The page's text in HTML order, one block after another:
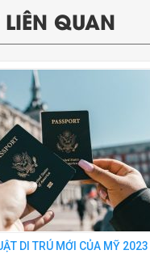
QUAN
DI TRÚ MỚI CỦA MỸ 2023